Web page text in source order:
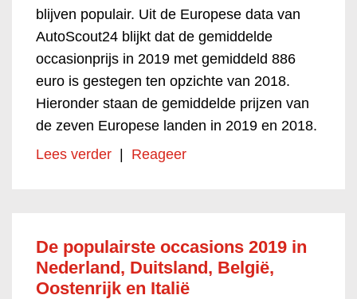
blijven populair. Uit de Europese data van
AutoScout24 blijkt dat de gemiddelde
occasionprijs in 2019 met gemiddeld 886
euro is gestegen ten opzichte van 2018.
Hieronder staan de gemiddelde prijzen van
de zeven Europese landen in 2019 en 2018.
Lees verder
Reageer
De populairste occasions 2019 in
Nederland, Duitsland, België,
Oostenrijk en Italië